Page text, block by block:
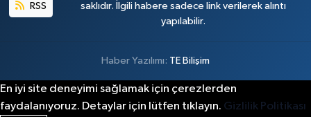
RSS
saklıdır. İlgili habere sadece link verilerek alıntı
yapılabilir.
Haber Yazılımı: TE Bilişim
En iyi site deneyimi sağlamak için çerezlerden
faydalanıyoruz. Detaylar için lütfen tıklayın. Gizlilik Politikası